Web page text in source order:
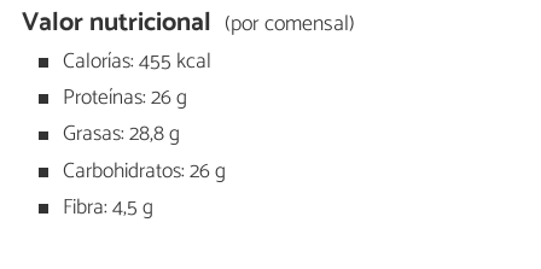
Valor nutricional (por comensal)
Calorías: 455 kcal
Proteínas: 26 g
Grasas: 28,8 g
Carbohidratos: 26 g
Fibra: 4,5 g